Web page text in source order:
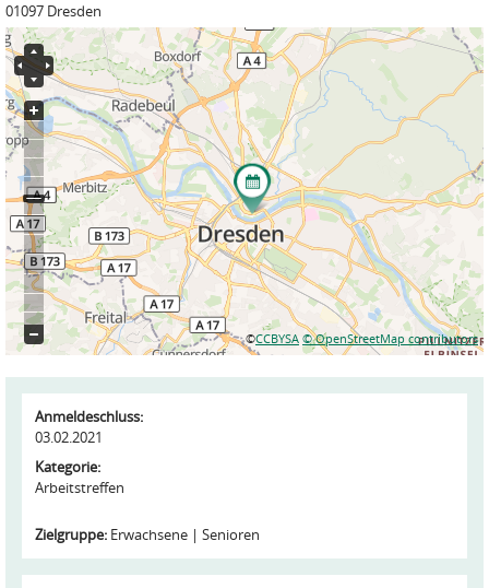
01097 Dresden
©CCBYSA © OpenStreetMap contributors
Anmeldeschluss:
03.02.2021
Kategorie:
Arbeitstreffen
Zielgruppe: Erwachsene Senioren